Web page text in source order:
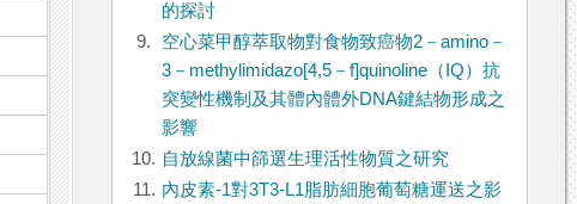
的探討
9.
空心菜甲醇萃取物對食物致癌物2－amino－
3－methylimidazo[4,5－f]quinoline（IQ）抗
突變性機制及其體內體外DNA鍵結物形成之
影響
10. 自放線菌中篩選生理活性物質之研究
11. 內皮素-1對3T3-L1脂肪細胞葡萄糖運送之影